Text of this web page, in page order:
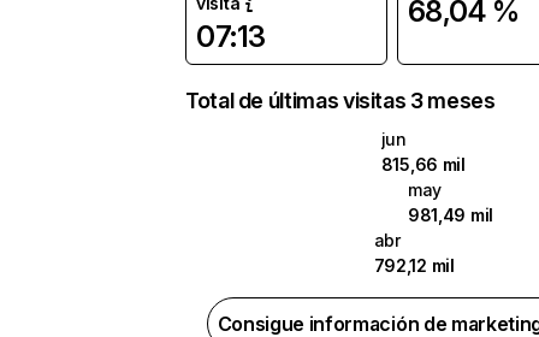
07:13
68,04 %
Total de últimas visitas 3 meses
jun
815,66 mil
may
981,49 mil
abr
792,12 mil
Consigue información de